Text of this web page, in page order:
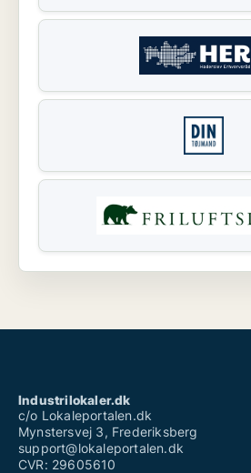
Industrilokaler.dk
c/o Lokaleportalen.dk
Mynstersvej 3, Frederiksberg
support@lokaleportalen.dk
CVR: 29605610